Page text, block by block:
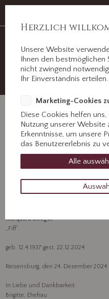
Marquard
Marquard Briegel
„Fiff“
geb. 12.4.1937 gest. 22.12.2024
Reisensburg, den 24. Dezember 2024
In Liebe und Dankbarkeit:
Brigitte, Ehefrau
Herzlich
Unsere Website
Ihnen den bestmöglichen
nicht zwingend
Ihr Einverständnis erteilen.
Marketing-Cookies
Diese Cookies helfen
Nutzung unserer
Erkenntnisse, um unsere
das Benutzererlebnis zu
Alle